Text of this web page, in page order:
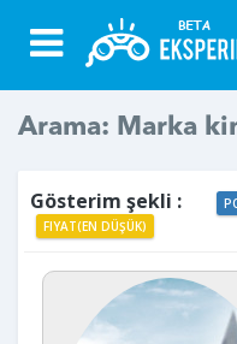
Arama: Marka
Gösterim şekli :
FIYAT(EN DÜŞÜK)